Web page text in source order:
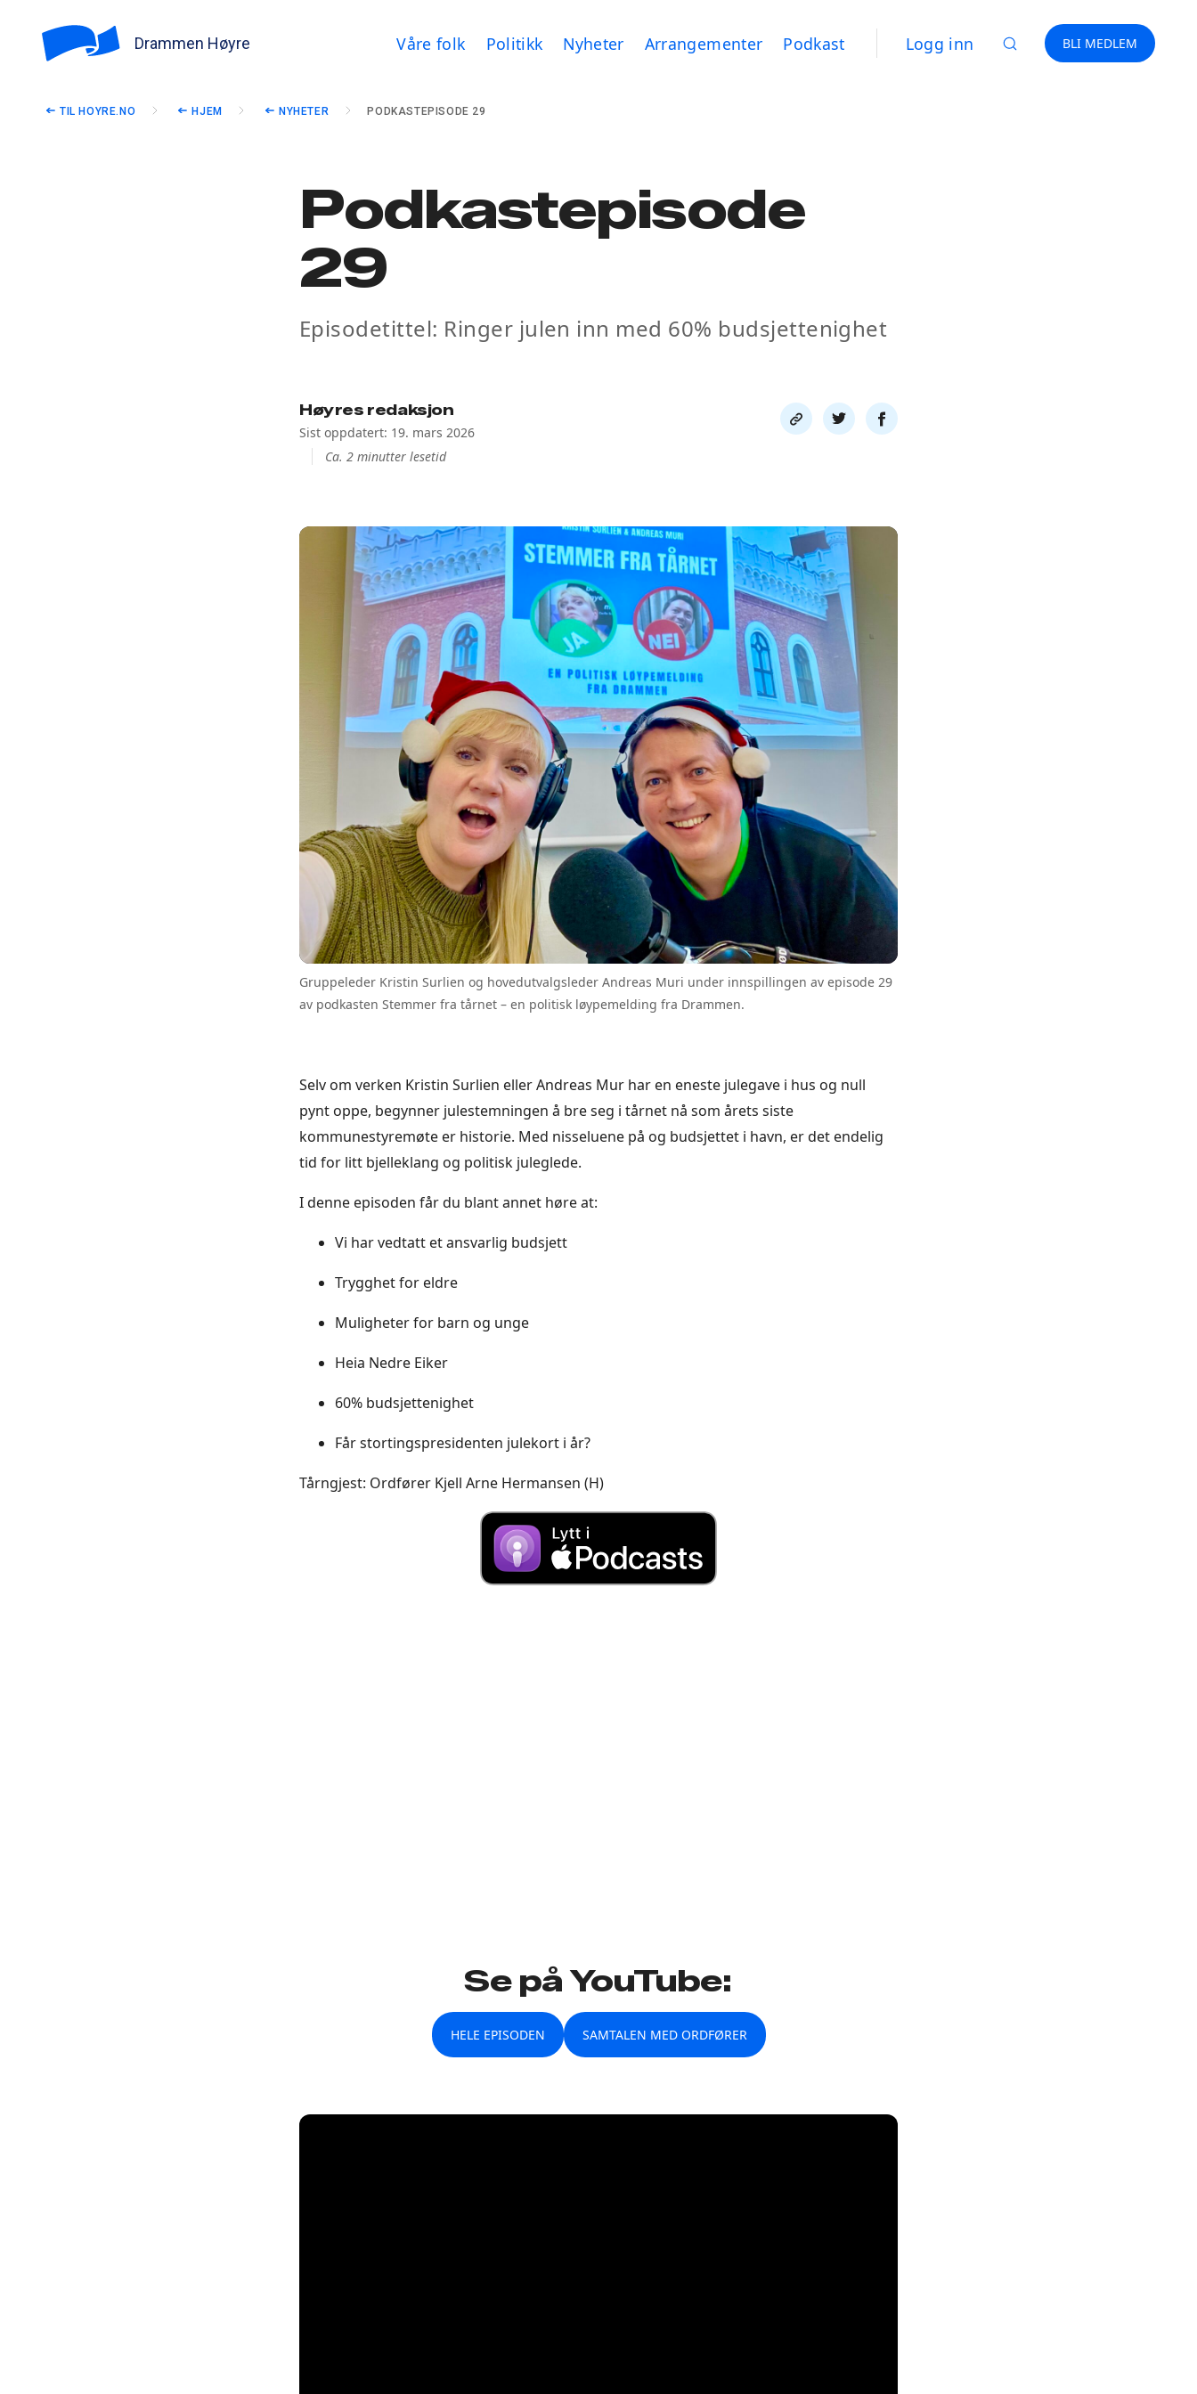
Drammen Høyre Våre folk Politikk Nyheter Arrangementer Podkast Logg inn BLI MEDLEM
TIL HOYRE.NO HJEM NYHETER PODKASTEPISODE 29
Podkastepisode
29
Episodetittel: Ringer julen inn med 60% budsjettenighet
Høyres redaksjon
Sist oppdatert: 19. mars 2026
Ca. 2 minutter lesetid
Del
link
Del
på
Del
på
Gruppeleder Kristin Surlien og hovedutvalgsleder Andreas Muri under innspillingen av episode 29
av podkasten Stemmer fra tårnet – en politisk løypemelding fra Drammen.
Selv om verken Kristin Surlien eller Andreas Mur har en eneste julegave i hus og null
pynt oppe, begynner julestemningen å bre seg i tårnet nå som årets siste
kommunestyremøte er historie. Med nisseluene på og budsjettet i havn, er det endelig
tid for litt bjelleklang og politisk juleglede.
I denne episoden får du blant annet høre at:
Vi har vedtatt et ansvarlig budsjett
Trygghet for eldre
Muligheter for barn og unge
Heia Nedre Eiker
60% budsjettenighet
Får stortingspresidenten julekort i år?
Tårngjest: Ordfører Kjell Arne Hermansen (H)
Se på YouTube:
HELE EPISODEN SAMTALEN MED ORDFØRER